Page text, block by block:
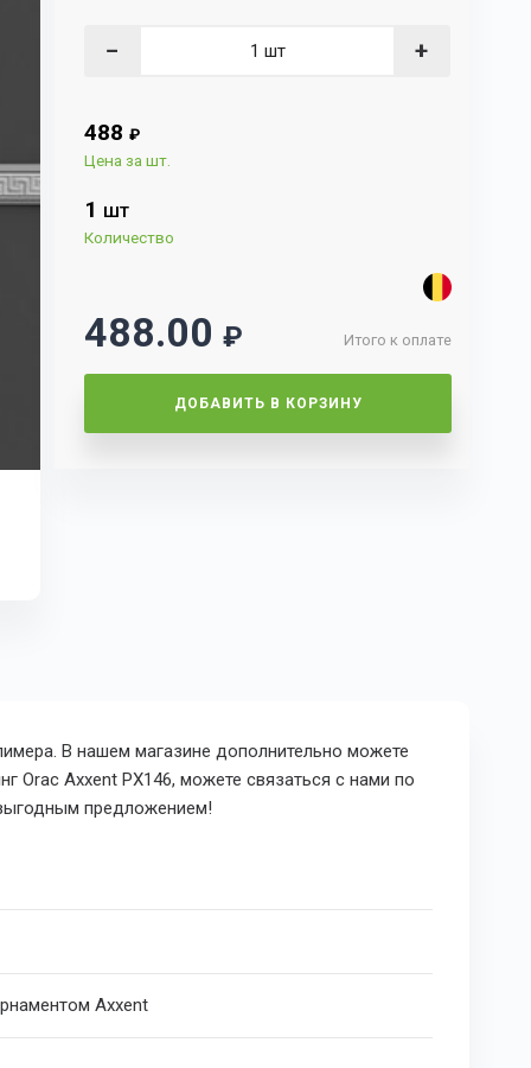
− +
488 ₽
Цена за шт.
1 ШТ
Количество
Итого к оплате
488.00 ₽
ДОБАВИТЬ В КОРЗИНУ
В нашем магазине дополнительно можете
Orac Axxent PX146, можете связаться с нами по
предложением!
Axxent